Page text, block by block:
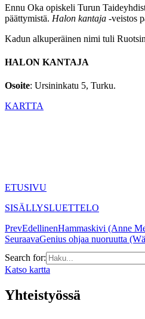
Ennu Oka opiskeli Turun
päättymistä. Halon kantaja -veistos
Kadun alkuperäinen nimi tuli
HALON KANTAJA
Osoite: Ursininkatu 5, Turku.
KARTTA
ETUSIVU
SISÄLLYSLUETTELO
PrevEdellinenHammaskivi (Anne
SeuraavaGenius ohjaa nuoruutta
Search for:
Katso kartta
Yhteistyössä